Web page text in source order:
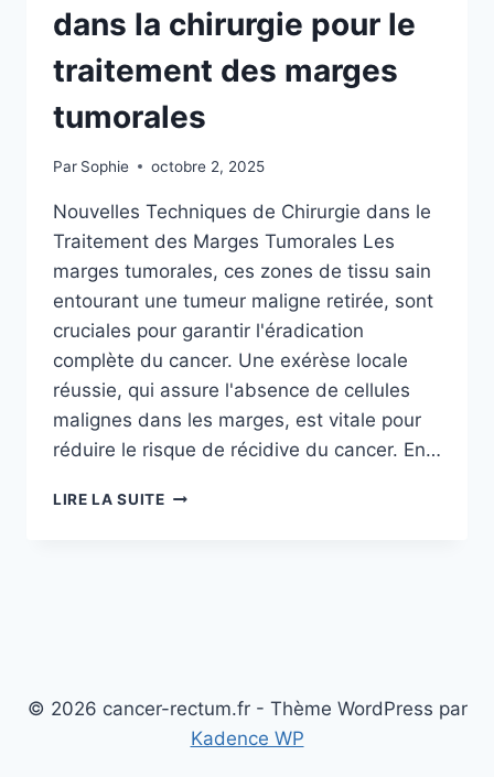
LA
ET
L’EXÉRÈSE
LOCALE
dans la chirurgie pour le
traitement des marges
tumorales
Par Sophie octobre 2, 2025
Nouvelles Techniques de Chirurgie dans le
Traitement des Marges Tumorales Les
marges tumorales, ces zones de tissu sain
entourant une tumeur maligne retirée, sont
cruciales pour garantir l'éradication
complète du cancer. Une exérèse locale
réussie, qui assure l'absence de cellules
malignes dans les marges, est vitale pour
réduire le risque de récidive du cancer. En…
LIRE LA SUITELES
DES
TUMORALES
© 2026 cancer-rectum.fr - Thème WordPress par
Kadence WP